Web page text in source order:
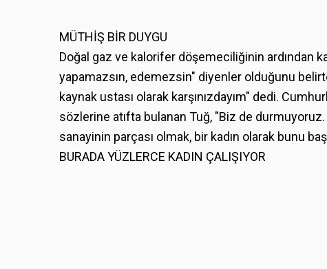
MÜTHİŞ BİR DUYGU
Doğal gaz ve kalorifer döşemeciliğinin ardından
yapamazsın, edemezsin" diyenler olduğunu
kaynak ustası olarak karşınızdayım" dedi.
sözlerine atıfta bulanan Tuğ, "Biz de
sanayinin parçası olmak, bir kadın olarak bunu
BURADA YÜZLERCE KADIN ÇALIŞIYOR